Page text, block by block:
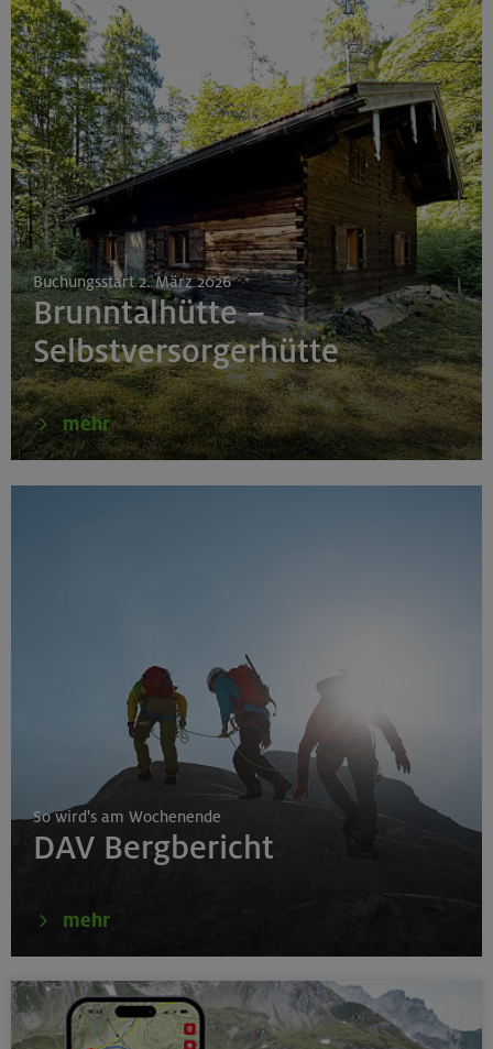
Buchungsstart 2. März 2026
Brunntalhütte –
Selbstversorgerhütte
mehr
So wird's am Wochenende
DAV Bergbericht
mehr